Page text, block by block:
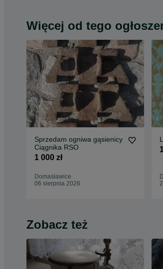
Więcej od tego
Sprzedam ogniwa gąsienicy
Ciągnika RSO
1 000 zł
Domasławice
06 sierpnia 2026
Zobacz też